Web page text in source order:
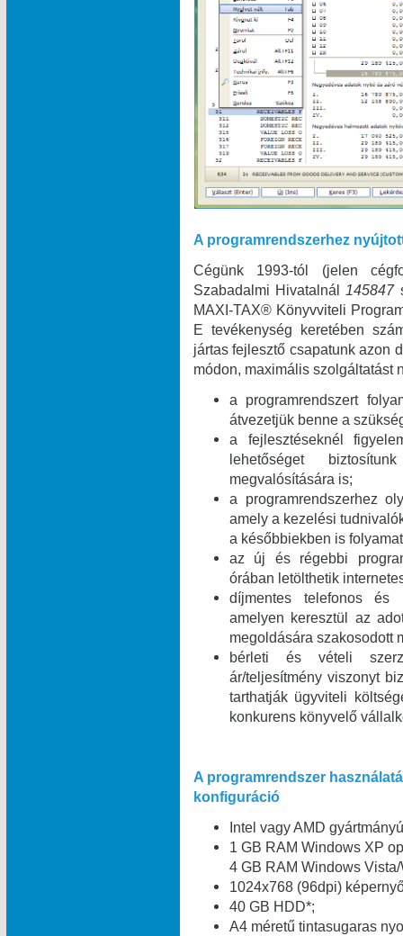
A programrendszerhez
Cégünk 1993-tól (jelen
Szabadalmi Hivatalnál 145847
MAXI‑TAX® Könyvviteli
E tevékenység keretében
jártas fejlesztő csapatunk azon
módon, maximális szolgáltatást
a programrendszert
átvezetjük benne a
a fejlesztéseknél
lehetőséget
megvalósítására is;
a programrendszerhez
amely a kezelési
a későbbiekben is
az új és régebbi
órában letölthetik
díjmentes telefonos és
amelyen keresztül az
megoldására szakosodott
bérleti és vételi
ár/teljesítmény viszonyt
tarthatják ügyviteli
konkurens könyvelő
A programrendszer
konfiguráció
Intel vagy AMD
1 GB RAM Windows XP
4 GB RAM Windows
1024x768 (96dpi)
40 GB HDD*;
A4 méretű tintasugaras